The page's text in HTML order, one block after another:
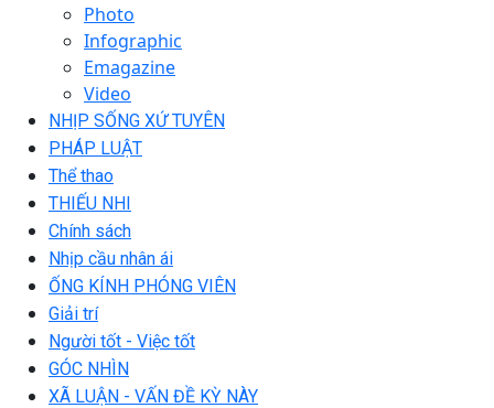
Photo
Infographic
Emagazine
Video
NHỊP SỐNG XỨ TUYÊN
PHÁP LUẬT
Thể thao
THIẾU NHI
Chính sách
Nhịp cầu nhân ái
ỐNG KÍNH PHÓNG VIÊN
Giải trí
Người tốt - Việc tốt
GÓC NHÌN
XÃ LUẬN - VẤN ĐỀ KỲ NÀY